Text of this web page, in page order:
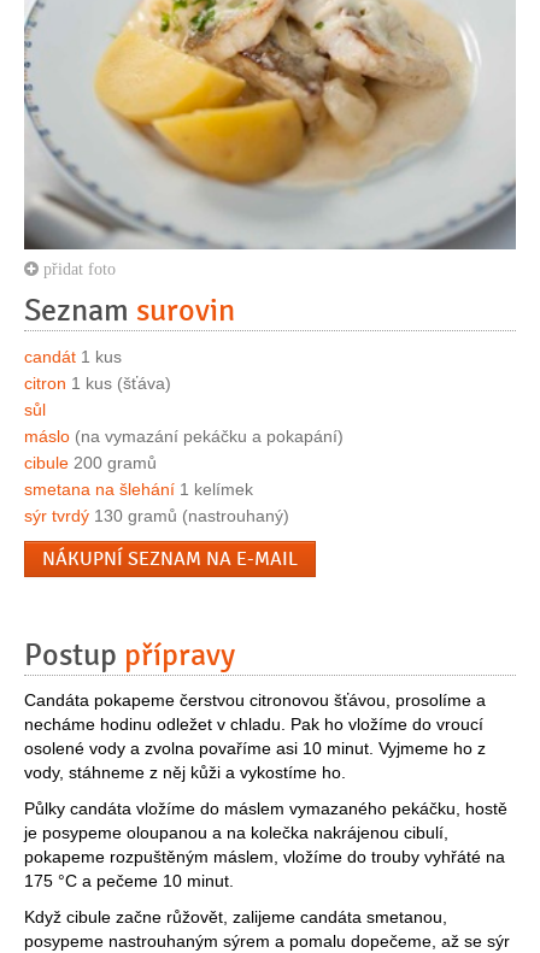
přidat foto
Seznam surovin
candát 1 kus
citron 1 kus (šťáva)
sůl
máslo (na vymazání pekáčku a pokapání)
cibule 200 gramů
smetana na šlehání 1 kelímek
sýr tvrdý 130 gramů (nastrouhaný)
NÁKUPNÍ SEZNAM NA E-MAIL
Postup přípravy
Candáta pokapeme čerstvou citronovou šťávou, prosolíme a
necháme hodinu odležet v chladu. Pak ho vložíme do vroucí
osolené vody a zvolna povaříme asi 10 minut. Vyjmeme ho z
vody, stáhneme z něj kůži a vykostíme ho.
Půlky candáta vložíme do máslem vymazaného pekáčku, hostě
je posypeme oloupanou a na kolečka nakrájenou cibulí,
pokapeme rozpuštěným máslem, vložíme do trouby vyhřáté na
175 °C a pečeme 10 minut.
Když cibule začne růžovět, zalijeme candáta smetanou,
posypeme nastrouhaným sýrem a pomalu dopečeme, až se sýr